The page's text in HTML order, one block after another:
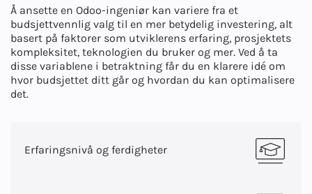
Å ansette en Odoo-ingeniør kan variere fra et
budsjettvennlig valg til en mer betydelig investering, alt
basert på faktorer som utviklerens erfaring, prosjektets
kompleksitet, teknologien du bruker og mer. Ved å ta
disse variablene i betraktning får du en klarere idé om
hvor budsjettet ditt går og hvordan du kan optimalisere
det.
Erfaringsnivå og ferdigheter